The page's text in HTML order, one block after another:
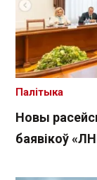
Новы
баявікоў
Палітыка